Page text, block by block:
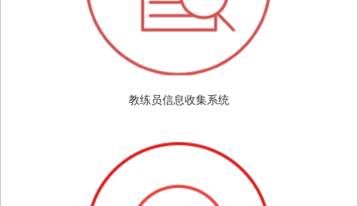
教练员信息收集系统